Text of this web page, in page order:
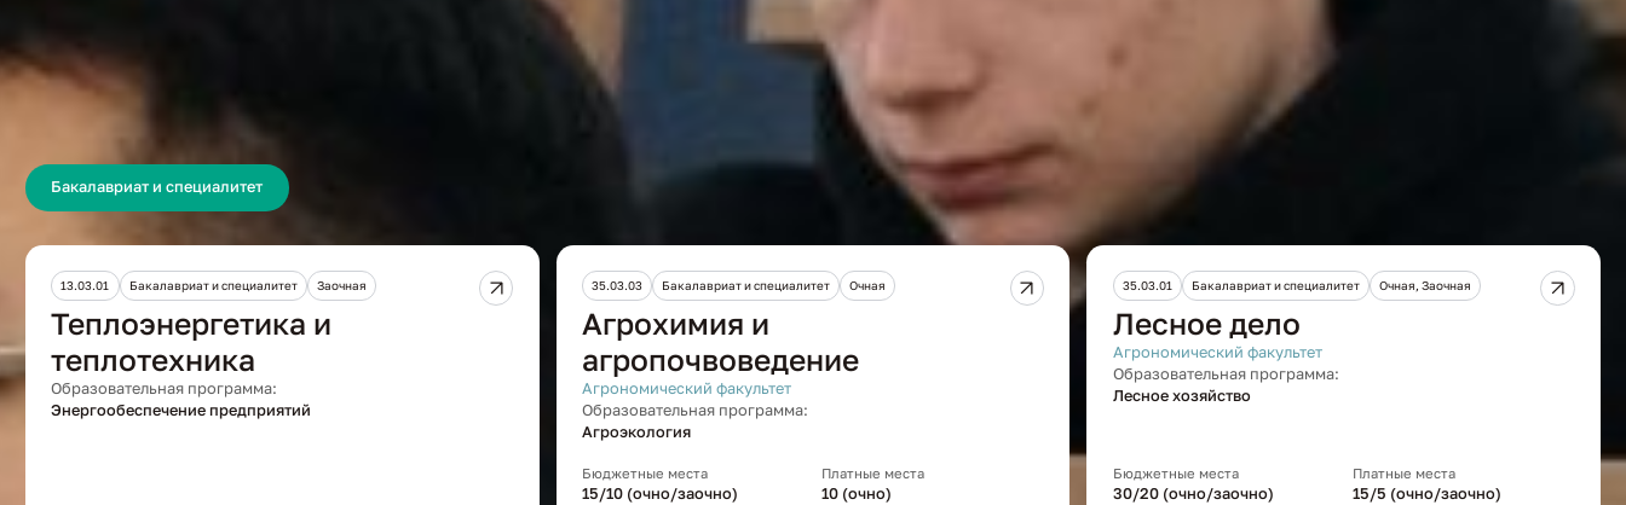
Образовательные программы
Бакалавриат и специалитет
13.03.01 Бакалавриат и специалитет Заочная
Теплоэнергетика и
теплотехника
Образовательная программа:
Энергообеспечение предприятий
35.03.03 Бакалавриат и специалитет Очная
Агрохимия и
агропочвоведение
Агрономический факультет
Образовательная программа:
Агроэкология
Бюджетные места
15/10 (очно/заочно)
Платные места
10 (очно)
35.03.01 Бакалавриат и специалитет Очная, Заочная
Лесное дело
Агрономический факультет
Образовательная программа:
Лесное хозяйство
Бюджетные места
30/20 (очно/заочно)
Платные места
15/5 (очно/заочно)